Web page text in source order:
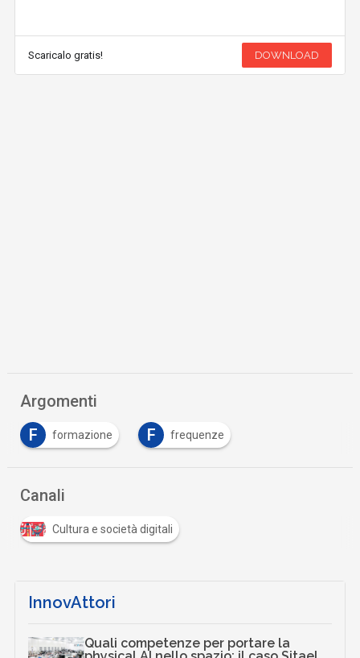
Scaricalo gratis! DOWNLOAD
Argomenti
F
formazione F frequenze
Canali
Cultura e società digitali
InnovAttori
Quali competenze per portare la